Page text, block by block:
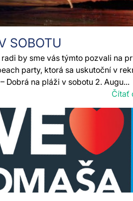
SOBOTU
radi by sme vás týmto pozvali na
party, ktorá sa uskutoční v
Dobrá na pláži v sobotu 2. Augu...
Čítať